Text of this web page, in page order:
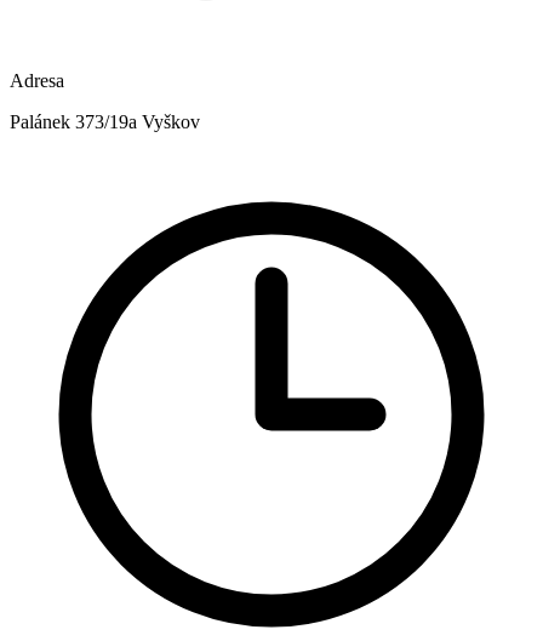
Adresa
Palánek 373/19a Vyškov